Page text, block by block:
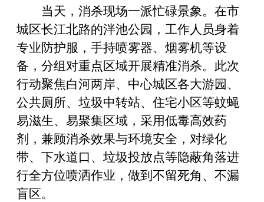
当天，消杀现场一派忙碌景象。在市
城区长江北路的泮池公园，工作人员身着
专业防护服，手持喷雾器、烟雾机等设
备，分组对重点区域开展精准消杀。此次
行动聚焦白河两岸、中心城区各大游园、
公共厕所、垃圾中转站、住宅小区等蚊蝇
易滋生、易聚集区域，采用低毒高效药
剂，兼顾消杀效果与环境安全，对绿化
带、下水道口、垃圾投放点等隐蔽角落进
行全方位喷洒作业，做到不留死角、不漏
盲区。